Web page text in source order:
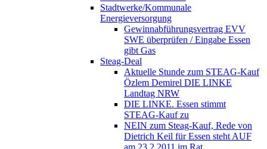
Stadtwerke/Kommunale
Energieversorgung
Gewinnabführungsvertrag EVV
SWE überprüfen / Eingabe Essen
gibt Gas
Steag-Deal
Aktuelle Stunde zum STEAG-Kauf
Özlem Demirel DIE LINKE
Landtag NRW
DIE LINKE. Essen stimmt
STEAG-Kauf zu
NEIN zum Steag-Kauf, Rede von
Dietrich Keil für Essen steht AUF
am 23.2.2011 im Rat